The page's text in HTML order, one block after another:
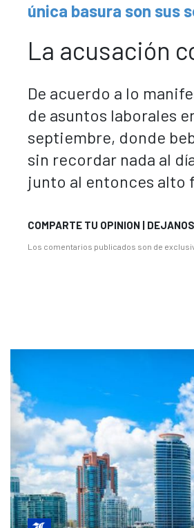
única basura son sus
La acusación
De acuerdo a lo
de asuntos laborales
septiembre, donde
sin recordar nada al
junto al entonces alto
COMPARTE TU OPINION |
Los comentarios publicados son de